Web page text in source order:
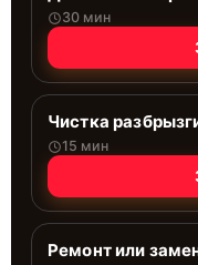
30 мин
Чистка
15 мин
Ремонт или